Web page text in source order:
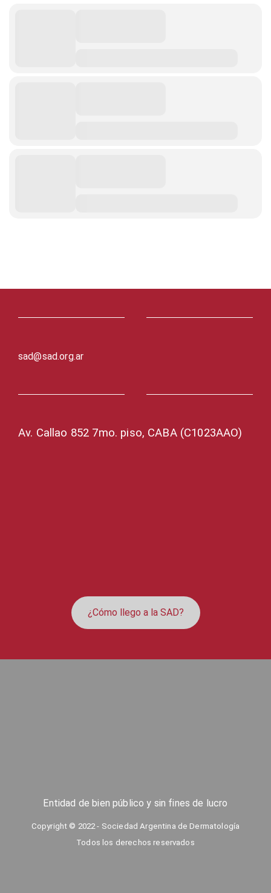
sad@sad.org.ar
Av. Callao 852 7mo. piso, CABA (C1023AAO)
¿Cómo llego a la SAD?
Entidad de bien público y sin fines de lucro
Copyright © 2022 - Sociedad Argentina de Dermatología
Todos los derechos reservados